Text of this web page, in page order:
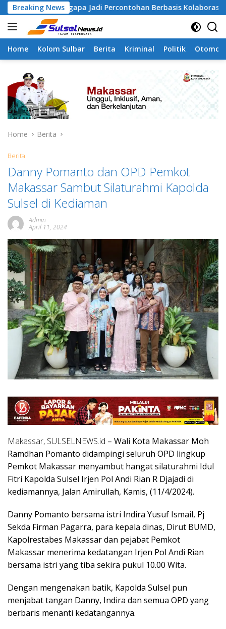
Skip
to
content
Breaking NewsJadi Percontohan Berbasis Kolaborasi Warga
Home Kolom Sulbar Berita Kriminal Politik
Home Berita
Berita
Danny Pomanto dan OPD Pemkot
Makassar Sambut Silaturahmi Kapolda
Sulsel di Kediaman
Admin
April 11, 2024
Makassar, SULSELNEWS.id – Wali Kota Makassar Moh
Ramdhan Pomanto didampingi seluruh OPD lingkup
Pemkot Makassar menyambut hangat silaturahmi Idul
Fitri Kapolda Sulsel Irjen Pol Andi Rian R Djajadi di
kediamannya, Jalan Amirullah, Kamis, (11/4/2024).
Danny Pomanto bersama istri Indira Yusuf Ismail, Pj
Sekda Firman Pagarra, para kepala dinas, Dirut BUMD,
Kapolrestabes Makassar dan pejabat Pemkot
Makassar menerima kedatangan Irjen Pol Andi Rian
bersama istri yang tiba sekira pukul 10.00 Wita.
Dengan mengenakan batik, Kapolda Sulsel pun
menjabat tangan Danny, Indira dan semua OPD yang
berbaris menanti kedatangannya.